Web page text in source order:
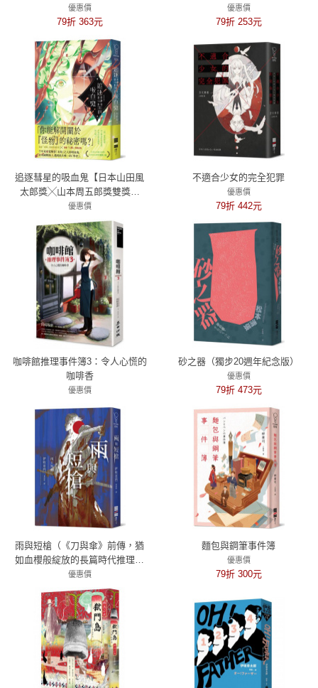
優惠價
79折 363元
優惠價
79折 253元
追逐彗星的吸血鬼【日本山田風
太郎獎╳山本周五郎獎雙獎入
圍】
優惠價
79折 363元
不適合少女的完全犯罪
優惠價
79折 442元
咖啡館推理事件簿3：令人心慌的
咖啡香
優惠價
砂之器（獨步20週年紀念版）
優惠價
79折 473元
雨與短槍（《刀與傘》前傳，猶
如血櫻般綻放的長篇時代推理小
說）
優惠價
79折 300元
麵包與鋼筆事件簿
優惠價
79折 300元